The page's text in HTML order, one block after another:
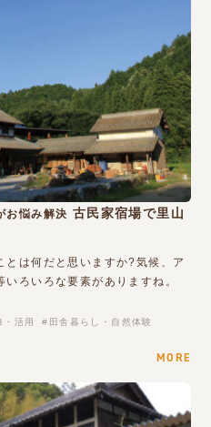
お悩み解決 古民家宿場で里山
とは何だと思いますか?気候、ア
ろいろな要素がありますね。
・活用
田舎暮らし・自然体験
MORE